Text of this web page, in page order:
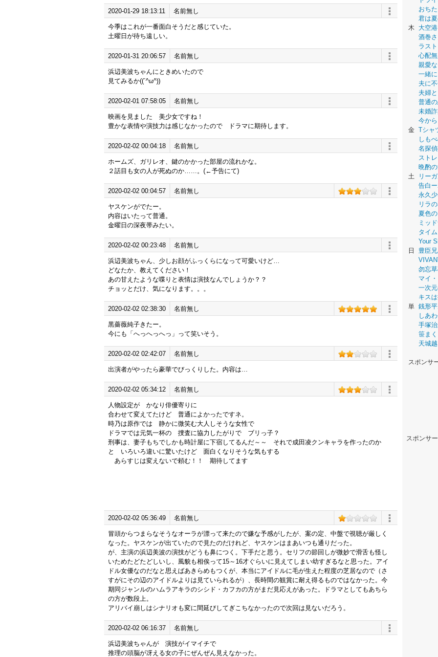
2020-01-29 18:13:11 名前無し
今季はこれが一番面白そうだと感じていた。
土曜日が待ち遠しい。
2020-01-31 20:06:57 名前無し
浜辺美波ちゃんにときめいたので
見てみるか((´^ω^))
2020-02-01 07:58:05 名前無し
映画を見ました 美少女ですね！
豊かな表情や演技力は感じなかったので ドラマに期待します。
2020-02-02 00:04:18 名前無し
ホームズ、ガリレオ、鍵のかかった部屋の流れかな。
２話目も女の人が死ぬのか……。(←予告にて)
2020-02-02 00:04:57 名前無し
ヤスケンがでたー。
内容はいたって普通。
金曜日の深夜帯みたい。
2020-02-02 00:23:48 名前無し
浜辺美波ちゃん、少しお顔がふっくらになって可愛いけど…
どなたか、教えてください！
あの甘えたような喋りと表情は演技なんでしょうか？？
チョッとだけ、気になります。。。
2020-02-02 02:38:30 名前無し
黒薔薇純子きたー。
今にも「へっへっへっ」って笑いそう。
2020-02-02 02:42:07 名前無し
出演者がやったら豪華でびっくりした。内容は…
2020-02-02 05:34:12 名前無し
人物設定が かなり俳優寄りに
合わせて変えてたけど 普通によかったですネ。
時乃は原作では 静かに微笑む大人しそうな女性で
ドラマでは元気一杯の 捜査に協力したがりで ブリっ子？
刑事は、妻子もちでしかも時計屋に下宿してるんだ～～ それで成田凌クンキャラを作ったのか
と いろいろ違いに驚いたけど 面白くなりそうな気もする
あらすじは変えないで頼む！！ 期待してます
2020-02-02 05:36:49 名前無し
冒頭からつまらなそうなオーラが漂って来たので嫌な予感がしたが、案の定、中盤で視聴が厳しく
なった。ヤスケンが出ていたので見たのだけれど、ヤスケンはまあいつも通りだった。
が、主演の浜辺美波の演技がどうも鼻につく。下手だと思う。セリフの節回しが微妙で滑舌も怪し
いためたどたどしいし、風貌も相俟って15～16才ぐらいに見えてしまい幼すぎるなと思った。アイ
ドル女優なのだなと思えばあきらめもつくが、本当にアイドルに毛が生えた程度の芝居なので（さ
すがにその辺のアイドルよりは見ていられるが）、長時間の観賞に耐え得るものではなかった。今
期同ジャンルのハムラアキラのシシド・カフカの方がまだ見応えがあった。ドラマとしてもあちら
の方が数段上。
アリバイ崩しはシナリオも変に間延びしてぎこちなかったので次回は見ないだろう。
2020-02-02 06:16:37 名前無し
浜辺美波ちゃんが 演技がイマイチで
推理の頭脳が冴える女の子にぜんぜん見えなかった。
おち
君は
木
大空
酒巻
ラス
心配
親愛
一緒
夫に
夫婦
普通
未婚
今か
金 Tシャ
しも
名探
スト
晩酌
土
リー
告白
永久
リラ
夏色
ミッ
タイ
Your
日
豊臣
勿忘
マイ
一次
キス
単 銭形
しあ
手塚
笹ま
天城
スポンサ
スポンサ